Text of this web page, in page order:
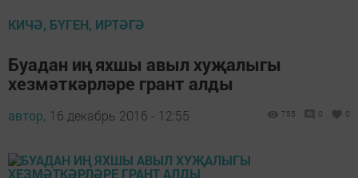
КИЧӘ, БҮГЕН, ИРТӘГӘ
Буадан иң яхшы авыл хуҗалыгы
хезмәткәрләре грант алды
автор, 16 декабрь 2016 - 12:55 755 0 0